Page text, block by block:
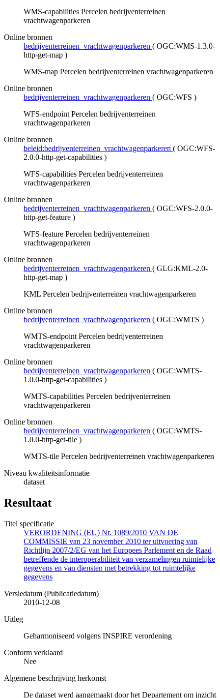
WMS-capabilities Percelen bedrijventerreinen
vrachtwagenparkeren
Online bronnen
bedrijventerreinen_vrachtwagenparkeren ( OGC:WMS-1.3.0-
http-get-map )
WMS-map Percelen bedrijventerreinen vrachtwagenparkeren
Online bronnen
bedrijventerreinen_vrachtwagenparkeren ( OGC:WFS )
WFS-endpoint Percelen bedrijventerreinen
vrachtwagenparkeren
Online bronnen
beleid:bedrijventerreinen_vrachtwagenparkeren ( OGC:WFS-
2.0.0-http-get-capabilities )
WFS-capabilities Percelen bedrijventerreinen
vrachtwagenparkeren
Online bronnen
bedrijventerreinen_vrachtwagenparkeren ( OGC:WFS-2.0.0-
http-get-feature )
WFS-feature Percelen bedrijventerreinen
vrachtwagenparkeren
Online bronnen
bedrijventerreinen_vrachtwagenparkeren ( GLG:KML-2.0-
http-get-map )
KML Percelen bedrijventerreinen vrachtwagenparkeren
Online bronnen
bedrijventerreinen_vrachtwagenparkeren ( OGC:WMTS )
WMTS-endpoint Percelen bedrijventerreinen
vrachtwagenparkeren
Online bronnen
bedrijventerreinen_vrachtwagenparkeren ( OGC:WMTS-
1.0.0-http-get-capabilities )
WMTS-capabilities Percelen bedrijventerreinen
vrachtwagenparkeren
Online bronnen
bedrijventerreinen_vrachtwagenparkeren ( OGC:WMTS-
1.0.0-http-get-tile )
WMTS-tile Percelen bedrijventerreinen vrachtwagenparkeren
Niveau kwaliteitsinformatie
dataset
Resultaat
Titel specificatie
VERORDENING (EU) Nr. 1089/2010 VAN DE
COMMISSIE van 23 november 2010 ter uitvoering van
Richtlijn 2007/2/EG van het Europees Parlement en de Raad
betreffende de interoperabiliteit van verzamelingen ruimtelijke
gegevens en van diensten met betrekking tot ruimtelijke
gegevens
Versiedatum (Publicatiedatum)
2010-12-08
Uitleg
Geharmoniseerd volgens INSPIRE verordening
Conform verklaard
Nee
Algemene beschrijving herkomst
De dataset werd aangemaakt door het Departement om inzicht